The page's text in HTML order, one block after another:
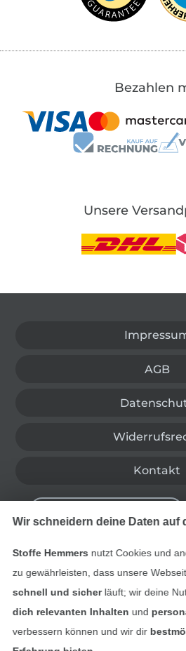
Bezahlen
Unsere
AGB
Kontakt
Finde mehr
Wir schneidern deine Daten auf
Stoffe Hemmers nutzt Cookies und
zu gewährleisten, dass unsere
schnell und sicherläuft; wir deine
dich relevanten Inhalten und
verbessern können und wir dir